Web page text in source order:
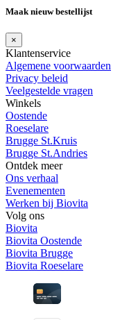
Maak nieuw bestellijst
×
Klantenservice
Algemene voorwaarden
Privacy beleid
Veelgestelde vragen
Winkels
Oostende
Roeselare
Brugge St.Kruis
Brugge St.Andries
Ontdek meer
Ons verhaal
Evenementen
Werken bij Biovita
Volg ons
Biovita
Biovita Oostende
Biovita Brugge
Biovita Roeselare